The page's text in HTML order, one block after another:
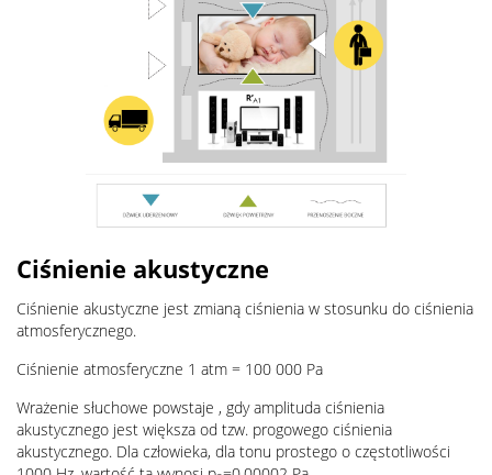
Ciśnienie akustyczne
Ciśnienie akustyczne jest zmianą ciśnienia w stosunku do ciśnienia
atmosferycznego.
Ciśnienie atmosferyczne 1 atm = 100 000 Pa
Wrażenie słuchowe powstaje , gdy amplituda ciśnienia
akustycznego jest większa od tzw. progowego ciśnienia
akustycznego. Dla człowieka, dla tonu prostego o częstotliwości